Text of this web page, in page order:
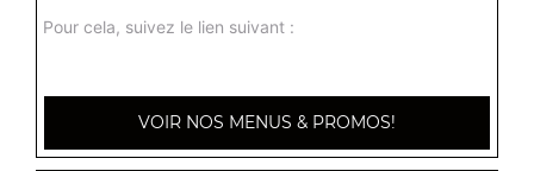
Pour cela, suivez le lien suivant :
VOIR NOS MENUS & PROMOS!